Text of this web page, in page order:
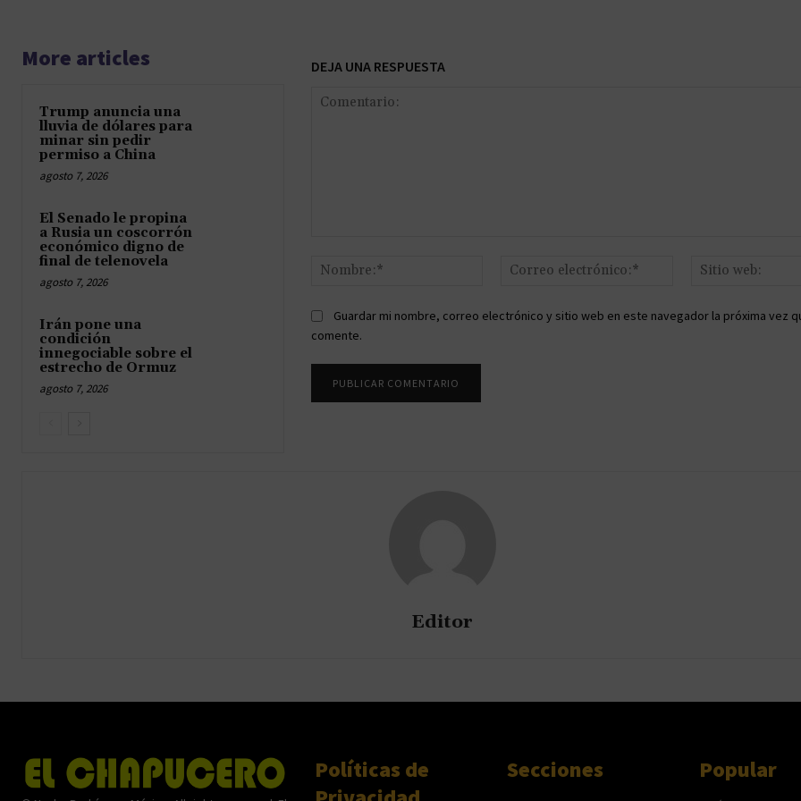
More articles
Trump anuncia una
lluvia de dólares para
minar sin pedir
permiso a China
agosto 7, 2026
El Senado le propina
a Rusia un coscorrón
económico digno de
final de telenovela
agosto 7, 2026
Irán pone una
condición
innegociable sobre el
estrecho de Ormuz
agosto 7, 2026
DEJA UNA RESPUESTA
Nombre:*
Correo
Guardar mi nombre, correo electrónico y sitio web en este navegador la próxima vez
comente.
Editor
Políticas de
Secciones Popular